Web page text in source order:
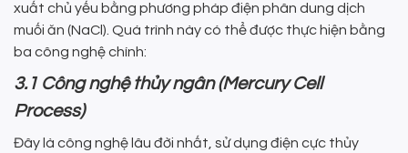
xuất chủ yếu bằng phương pháp điện phân dung dịch
muối ăn (NaCl). Quá trình này có thể được thực hiện bằng
ba công nghệ chính:
3.1 Công nghệ thủy ngân (Mercury Cell
Process)
Đây là công nghệ lâu đời nhất, sử dụng điện cực thủy